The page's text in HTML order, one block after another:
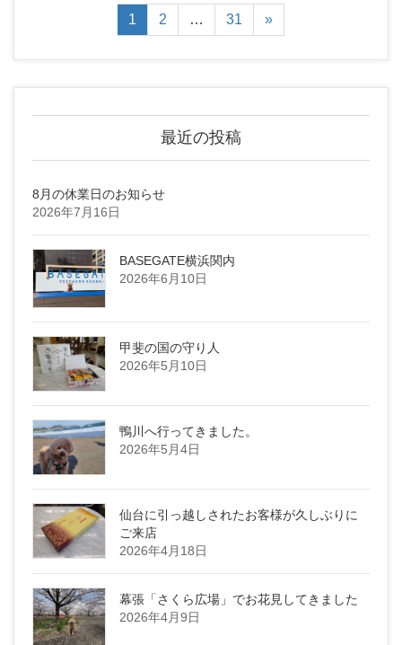
1 2 … 31 »
最近の投稿
8月の休業日のお知らせ
2026年7月16日
BASEGATE横浜関内
2026年6月10日
甲斐の国の守り人
2026年5月10日
鴨川へ行ってきました。
2026年5月4日
仙台に引っ越しされたお客様が久しぶりに
ご来店
2026年4月18日
幕張「さくら広場」でお花見してきました
2026年4月9日